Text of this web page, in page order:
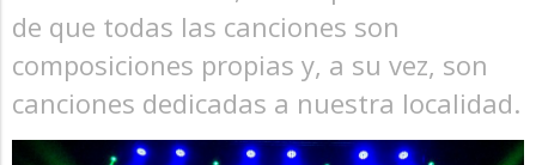
de que todas las canciones son
composiciones propias y, a su vez, son
canciones dedicadas a nuestra localidad.